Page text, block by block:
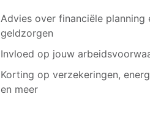
Advies over financiële planning
geldzorgen
Invloed op jouw
Korting op verzekeringen,
en meer